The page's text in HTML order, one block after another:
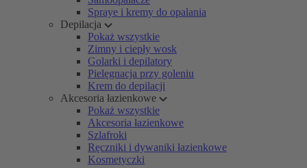
Spraye i kremy do opalania
Depilacja
Pokaż wszystkie
Zimny i ciepły wosk
Golarki i depilatory
Pielęgnacja przy goleniu
Krem do depilacji
Akcesoria łazienkowe
Pokaż wszystkie
Akcesoria łazienkowe
Szlafroki
Ręczniki i dywaniki łazienkowe
Kosmetyczki